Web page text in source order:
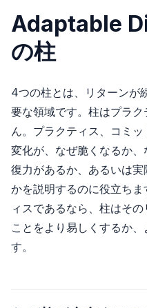
Adaptable
の柱
4つの柱とは、リターンが
要な領域です。柱はプラ
ん。プラクティス、コミ
変化が、なぜ脆くなるか
復力があるか、あるいは
かを説明するのに役立ちま
ィスであるなら、柱はそ
ことをより易しくするか
す。